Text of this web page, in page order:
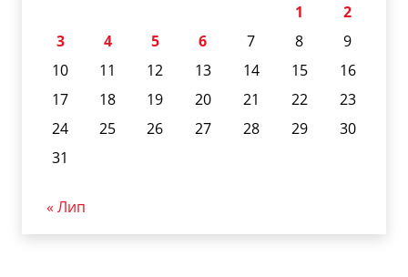
1
2
3
4 5 6 7 8
9
10
11 12 13 14 15
16
17
18 19 20 21 22
23
24
25 26 27 28 29
30
31
« Лип